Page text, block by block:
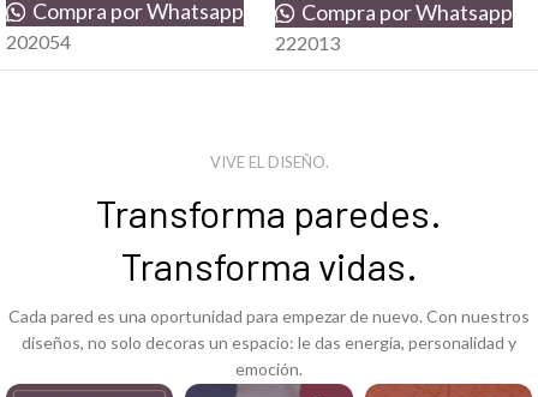
Compra por Whatsapp
202054
Compra por Whatsapp
222013
VIVE EL DISEÑO.
Transforma paredes.
Transforma vidas.
Cada pared es una oportunidad para empezar de nuevo. Con nuestros
diseños, no solo decoras un espacio: le das energía, personalidad y
emoción.